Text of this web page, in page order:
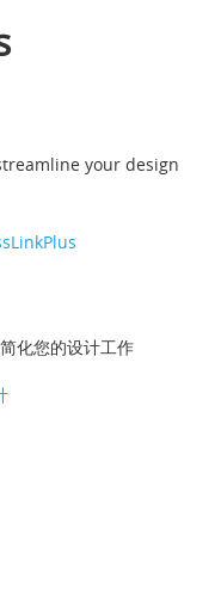
your design
化您的设计工作